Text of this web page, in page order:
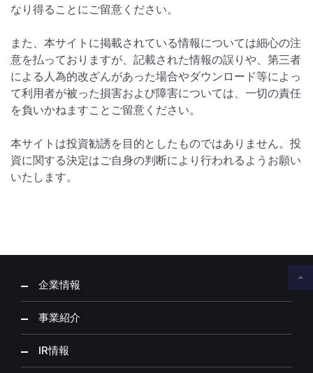
なり得ることにご留意ください。
また、本サイトに掲載されている情報については細心の注
意を払っておりますが、記載された情報の誤りや、第三者
による人為的改ざんがあった場合やダウンロード等によっ
て利用者が被った損害および障害については、一切の責任
を負いかねますことご留意ください。
本サイトは投資勧誘を目的としたものではありません。投
資に関する決定はご自身の判断により行われるようお願い
いたします。
企業情報
事業紹介
IR情報